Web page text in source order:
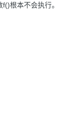
根本不会执行。